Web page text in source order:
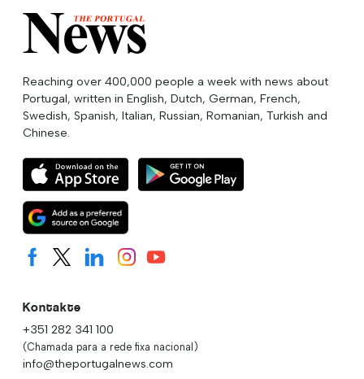
Reaching over 400,000 people a week with news about
Portugal, written in English, Dutch, German, French,
Swedish, Spanish, Italian, Russian, Romanian, Turkish and
Chinese.
Kontakte
+351 282 341 100
(Chamada para a rede fixa nacional)
info@theportugalnews.com